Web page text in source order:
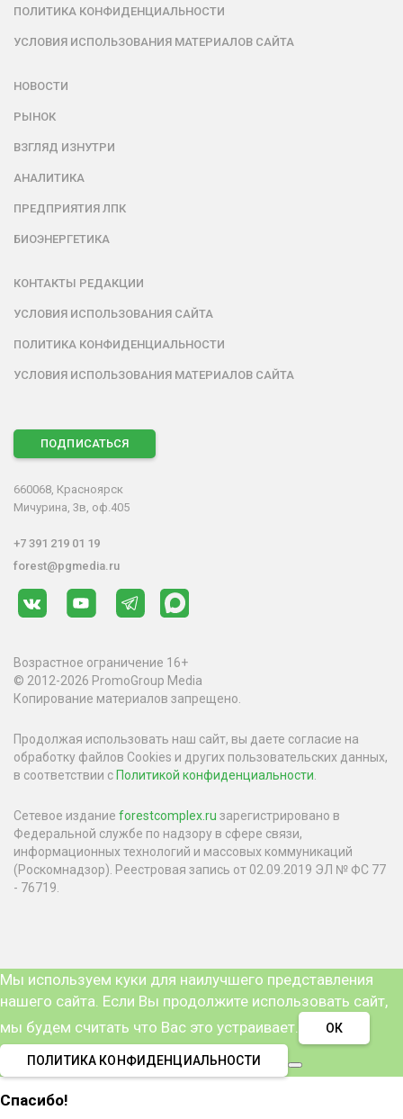
ПОЛИТИКА КОНФИДЕНЦИАЛЬНОСТИ
УСЛОВИЯ ИСПОЛЬЗОВАНИЯ МАТЕРИАЛОВ САЙТА
НОВОСТИ
РЫНОК
ВЗГЛЯД ИЗНУТРИ
АНАЛИТИКА
ПРЕДПРИЯТИЯ ЛПК
БИОЭНЕРГЕТИКА
КОНТАКТЫ РЕДАКЦИИ
УСЛОВИЯ ИСПОЛЬЗОВАНИЯ САЙТА
ПОЛИТИКА КОНФИДЕНЦИАЛЬНОСТИ
УСЛОВИЯ ИСПОЛЬЗОВАНИЯ МАТЕРИАЛОВ САЙТА
ПОДПИСАТЬСЯ
660068, Красноярск
Мичурина, 3в, оф.405
+7 391 219 01 19
forest@pgmedia.ru
Возрастное ограничение 16+
© 2012-2026 PromoGroup Media
Копирование материалов запрещено.
Продолжая использовать наш сайт, вы даете согласие на
обработку файлов Cookies и других пользовательских данных,
в соответствии с Политикой конфиденциальности
Сетевое издание forestcomplex.ru зарегистрировано в
Федеральной службе по надзору в сфере связи,
информационных технологий и массовых коммуникаций
(Роскомнадзор). Реестровая запись от 02.09.2019 ЭЛ № ФС 77
- 76719.
Мы используем куки для наилучшего представления
нашего сайта. Если Вы продолжите использовать сайт,
мы будем считать что Вас это устраивает.
ОК
ПОЛИТИКА КОНФИДЕНЦИАЛЬНОСТИ
Спасибо!